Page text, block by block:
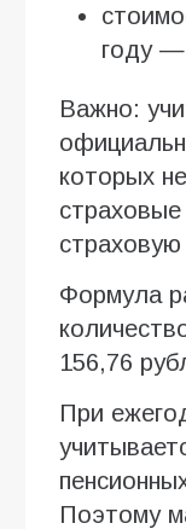
году —
Важно:
которых
Формула
156,76
При
Поэтому